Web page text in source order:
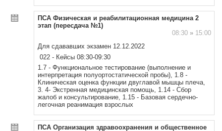
ПСА Физическая и реабилитационная медицина 2
этап (пересдача №1)
08:30 »15:00
Для сдававших экзамен 12.12.2022
022 - Кейсы 08:30-09:30
1.7 - Функциональное тестирование (выполнение и
интерпретация полуортостатической пробы), 1.8 -
Клиническая оценка функции двуглавой мышцы плеча,
3. 4- Экстренная медицинская помощь, 1.14 - Сбор
жалоб и консультирование, 1.15 - Базовая сердечно-
легочная реанимация взрослых
ПСА Организация здравоохранения и общественное